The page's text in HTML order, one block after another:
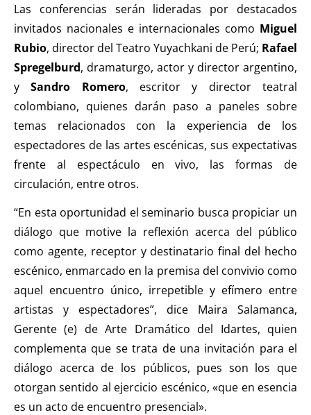
Las conferencias serán lideradas por destacados
invitados nacionales e internacionales como Miguel
Rubio, director del Teatro Yuyachkani de Perú; Rafael
Spregelburd, dramaturgo, actor y director argentino,
ySandro Romero, escritor y director teatral
colombiano, quienes darán paso a paneles sobre
temas relacionados con la experiencia de los
espectadores de las artes escénicas, sus expectativas
frente al espectáculo en vivo, las formas de
circulación, entre otros.
“En esta oportunidad el seminario busca propiciar un
diálogo que motive la reflexión acerca del público
como agente, receptor y destinatario final del hecho
escénico, enmarcado en la premisa del convivio como
aquel encuentro único, irrepetible y efímero entre
artistas y espectadores”, dice Maira Salamanca,
Gerente (e) de Arte Dramático del Idartes, quien
complementa que se trata de una invitación para el
diálogo acerca de los públicos, pues son los que
otorgan sentido al ejercicio escénico, «que en esencia
es un acto de encuentro presencial».